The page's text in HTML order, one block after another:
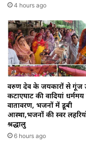
4 hours ago
वरुण देव के जयकारों से गूंज
कटाएघाट की वादियां
वातावरण, भजनों में डूबी
आस्था,भजनों की स्वर
श्रद्धालु
6 hours ago